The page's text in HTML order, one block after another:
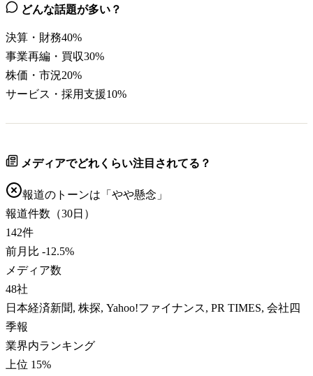
どんな話題が多い？
決算・財務40%
事業再編・買収30%
株価・市況20%
サービス・採用支援10%
メディアでどれくらい注目されてる？
報道のトーンは「 やや懸念 」
報道件数（30日）
142件
前月比 -12.5%
メディア数
48社
日本経済新聞, 株探, Yahoo!ファイナンス, PR TIMES, 会社四
季報
業界内ランキング
上位 15%